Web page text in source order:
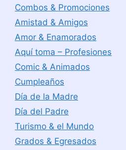
Combos & Promociones
Amistad & Amigos
Amor & Enamorados
Aquí toma – Profesiones
Comic & Animados
Cumpleaños
Día de la Madre
Día del Padre
Turismo & el Mundo
Grados & Egresados